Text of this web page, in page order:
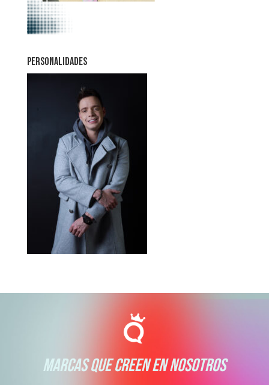
PERSONALIDADES
MARCAS QUE CREEN EN NOSOTROS